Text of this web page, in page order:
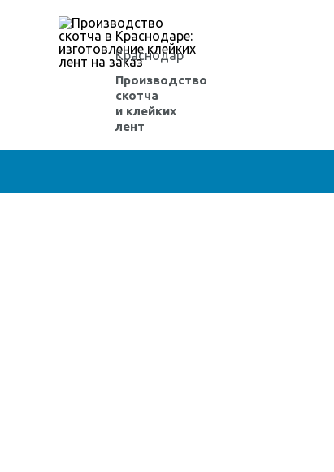
Краснодар
Производство
скотча
и клейких
лент